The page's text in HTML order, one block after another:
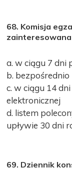
68. Komisja
a. w ciągu 7 dni
b.
c. w ciągu 14
elektronicznej
d. listem
upływie 30 dni
69. Dziennik